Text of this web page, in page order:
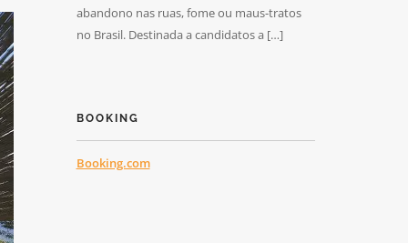
abandono nas ruas, fome ou maus-tratos
no Brasil. Destinada a candidatos a […]
BOOKING
Booking.com